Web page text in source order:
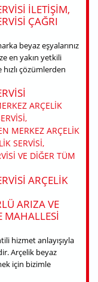
ILETIŞIM,
ÇAĞRI
beyaz eşyalarınız
en yakın yetkili
çözümlerden
ARÇELIK
MERKEZ ARÇELIK
SERVISI,
VE DIĞER TÜM
ARÇELIK
ARIZA VE
MAHALLESI
hizmet anlayışıyla
Arçelik beyaz
için bizimle